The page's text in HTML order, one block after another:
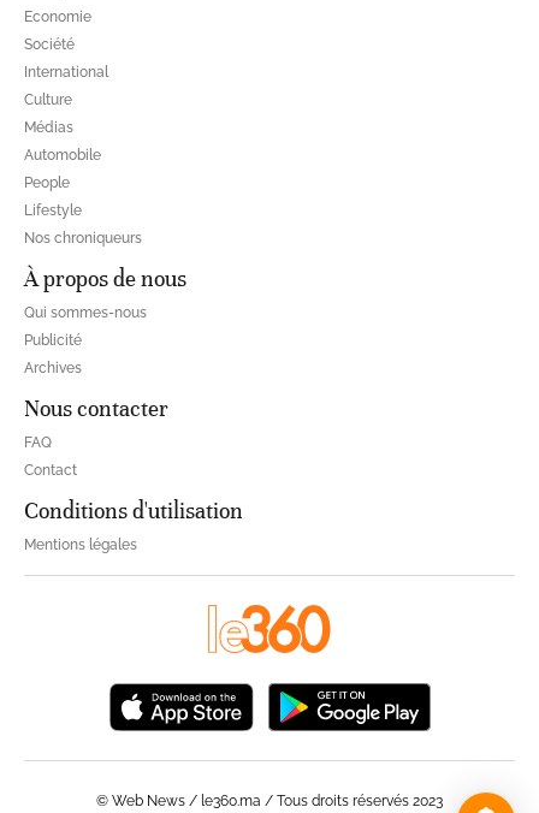
Economie
Société
International
Culture
Médias
Automobile
People
Lifestyle
Nos chroniqueurs
À propos de nous
Qui sommes-nous
Publicité
Archives
Nous contacter
FAQ
Contact
Conditions d'utilisation
Mentions légales
© Web News / le360.ma / Tous droits réservés 2023